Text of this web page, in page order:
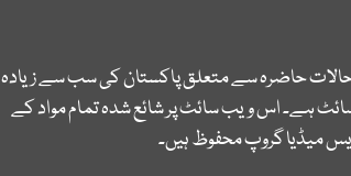
حالات حاضرہ سے متعلق پاکستان کی سب سے زیادہ
ہے۔ اس ویب سائٹ پر شائع شدہ تمام مواد کے
میڈیا گروپ محفوظ ہیں۔